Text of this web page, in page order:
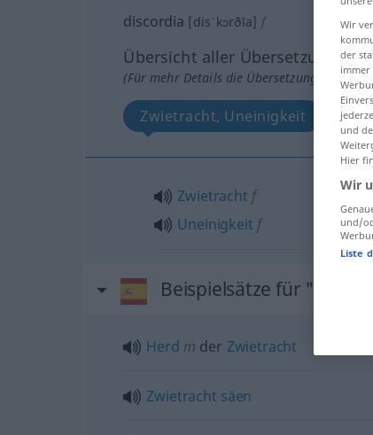
discordia [disˈkɔrðĭa] f
Übersicht aller Übersetzungen
(Für mehr Details die Übersetzung
Zwietracht, Uneinigkeit
Zwietracht f
Uneinigkeit f
Beispielsätze für
Herd m der Zwietracht
Zwietracht säen
Wir
der
immer
und
Hier
Wir
und/
Liste